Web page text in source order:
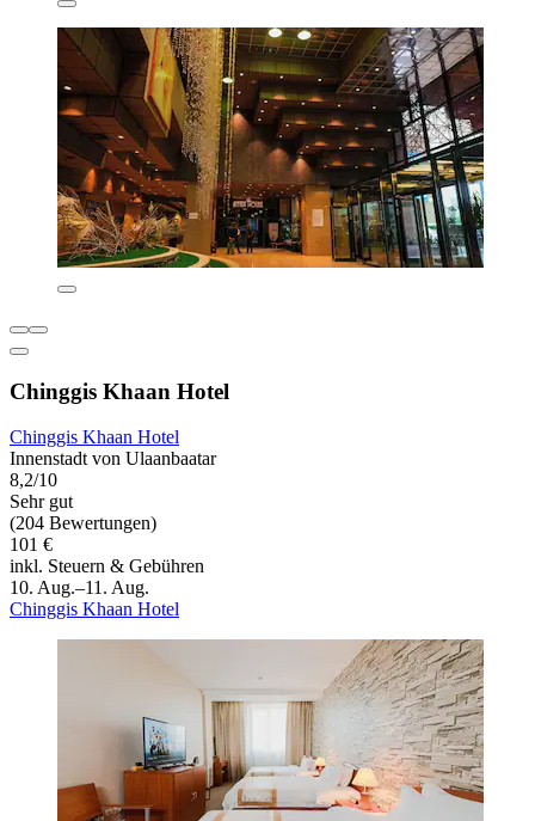
Chinggis Khaan Hotel
Chinggis Khaan Hotel
Innenstadt von Ulaanbaatar
8,2/10
Sehr gut
(204 Bewertungen)
101 €
inkl. Steuern & Gebühren
10. Aug.–11. Aug.
Chinggis Khaan Hotel